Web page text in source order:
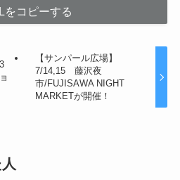
をコピーする
【サンパール広場】
7/14,15 藤沢夜
市/FUJISAWA NIGHT
MARKETが開催！